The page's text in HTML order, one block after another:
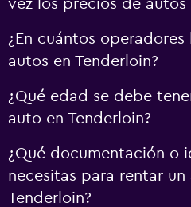
vez los precios de autos
¿En cuántos
autos en Tenderloin?
¿Qué edad se debe
auto en Tenderloin?
¿Qué documentación o
necesitas para rentar un
Tenderloin?